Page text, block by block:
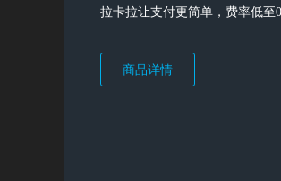
拉卡拉让支付更简单，费率低至
商品详情